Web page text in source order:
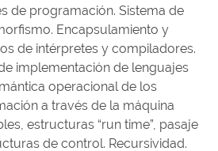
de programación. Sistema de
Encapsulamiento y
de intérpretes y compiladores.
implementación de lenguajes
operacional de los
a través de la máquina
estructuras “run time”, pasaje
de control. Recursividad.